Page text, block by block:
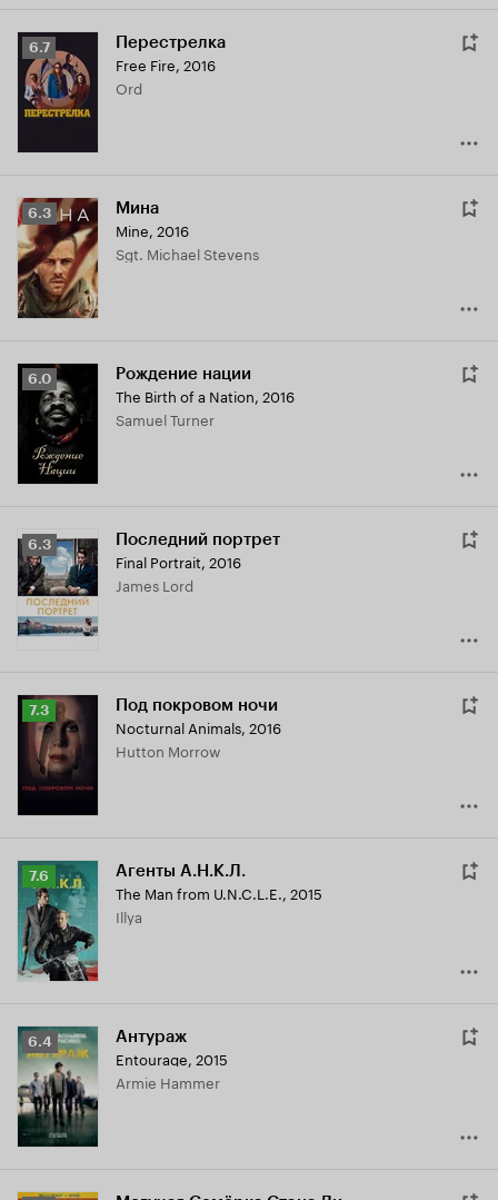
Рейтинг
Кинопоиска
6.7
6.7 Перестрелка
Free Fire, 2016
Ord
Рейтинг
Кинопоиска
6.3
6.3 Мина
Mine, 2016
Sgt. Michael Stevens
Рейтинг
Кинопоиска
6.0
6.0 Рождение нации
The Birth of a Nation, 2016
Samuel Turner
Рейтинг
Кинопоиска
6.3
6.3 Последний портрет
Final Portrait, 2016
James Lord
Рейтинг
Кинопоиска
7.3
7.3 Под покровом ночи
Nocturnal Animals, 2016
Hutton Morrow
Рейтинг
Кинопоиска
7.6
7.6 Агенты А.Н.К.Л.
The Man from U.N.C.L.E., 2015
Illya
Рейтинг
Кинопоиска
6.4
6.4 Антураж
Entourage, 2015
Armie Hammer